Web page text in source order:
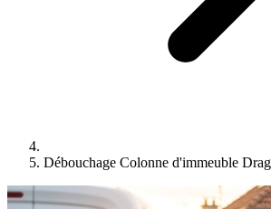
Débouchage Colonne d'immeuble